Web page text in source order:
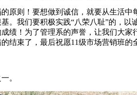
原则！要想做到诚信，就要从生活
。我们要积极实践“八荣八耻”的，
绩！为了管理系的声誉，让我们大
束了，最后祝愿11级市场营销班的
。